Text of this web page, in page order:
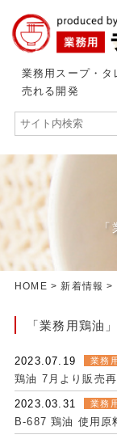
業務用スープ・タ
売れる開発
HOME >新着情報 >
「業務用鶏油
2023.07.19 業務
鶏油 7月より販売
2023.03.31 業務
B-687 鶏油 使用原